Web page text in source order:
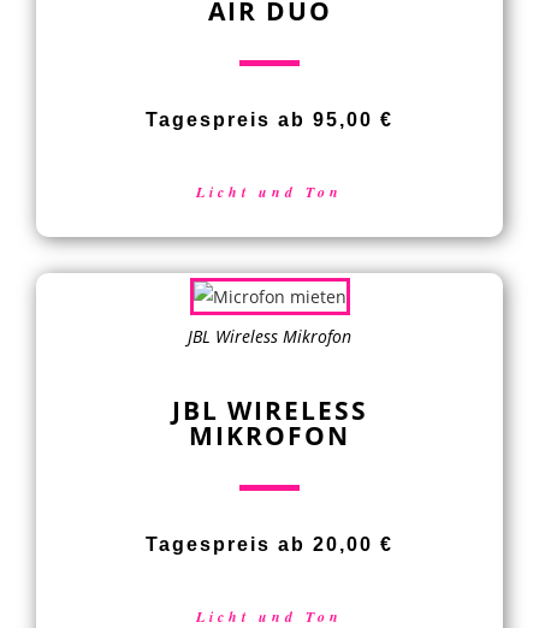
AIR DUO
Tagespreis ab 95,00 €
Licht und Ton
JBL Wireless Mikrofon
JBL WIRELESS
MIKROFON
Tagespreis ab 20,00 €
Licht und Ton